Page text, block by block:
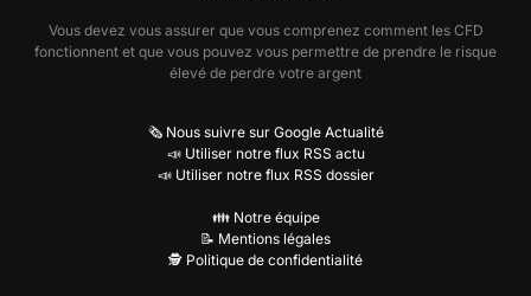
Vous devez vous assurer que vous comprenez comment les CFD
fonctionnent et que vous pouvez vous permettre de prendre le risque
élevé de perdre votre argent
🗞️ Nous suivre sur Google Actualité
📣 Utiliser notre flux RSS actu
📣 Utiliser notre flux RSS dossier
👪 Notre équipe
📝 Mentions légales
🕵️ Politique de confidentialité